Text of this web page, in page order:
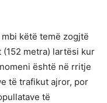
këtë temë zogjtë
metra) lartësi kur
është në rritje
të trafikut ajror, por
të